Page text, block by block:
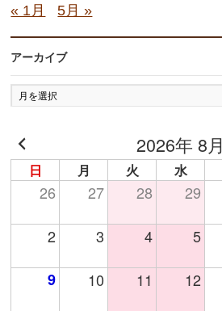
« 1月
5月 »
アーカイブ
ア
ー
イ
ブ
2026年 8月
日 月 火 水
26 27 28 29
2 3 4 5
9 10 11 12